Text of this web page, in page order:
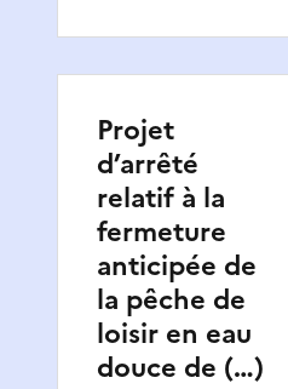
Projet
d’arrêté
relatif à la
fermeture
anticipée de
la pêche de
loisir en eau
douce de (…)